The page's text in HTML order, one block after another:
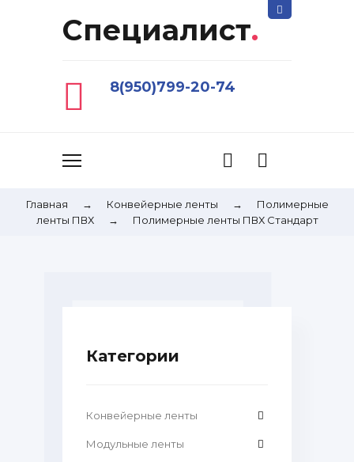
Специалист.
8(950)799-20-74
Главная → Конвейерные ленты →
Полимерные
ленты ПВХ
→ Полимерные ленты ПВХ Стандарт
Категории
Конвейерные ленты
Модульные ленты